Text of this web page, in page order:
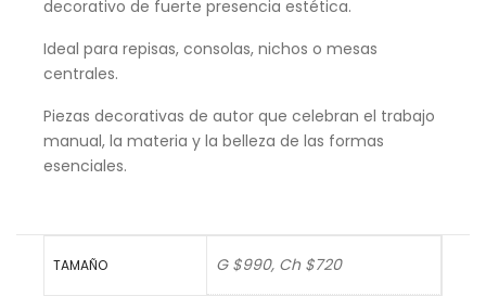
decorativo de fuerte presencia estética.
Ideal para repisas, consolas, nichos o mesas
centrales.
Piezas decorativas de autor que celebran el trabajo
manual, la materia y la belleza de las formas
esenciales.
TAMAÑO G $990, Ch $720